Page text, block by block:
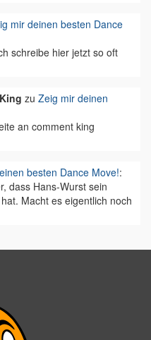
mir deinen besten Dance
schreibe hier jetzt so oft
zu Zeig mir deinen
an comment king
besten Dance Move!:
dass Hans-Wurst sein
Macht es eigentlich noch